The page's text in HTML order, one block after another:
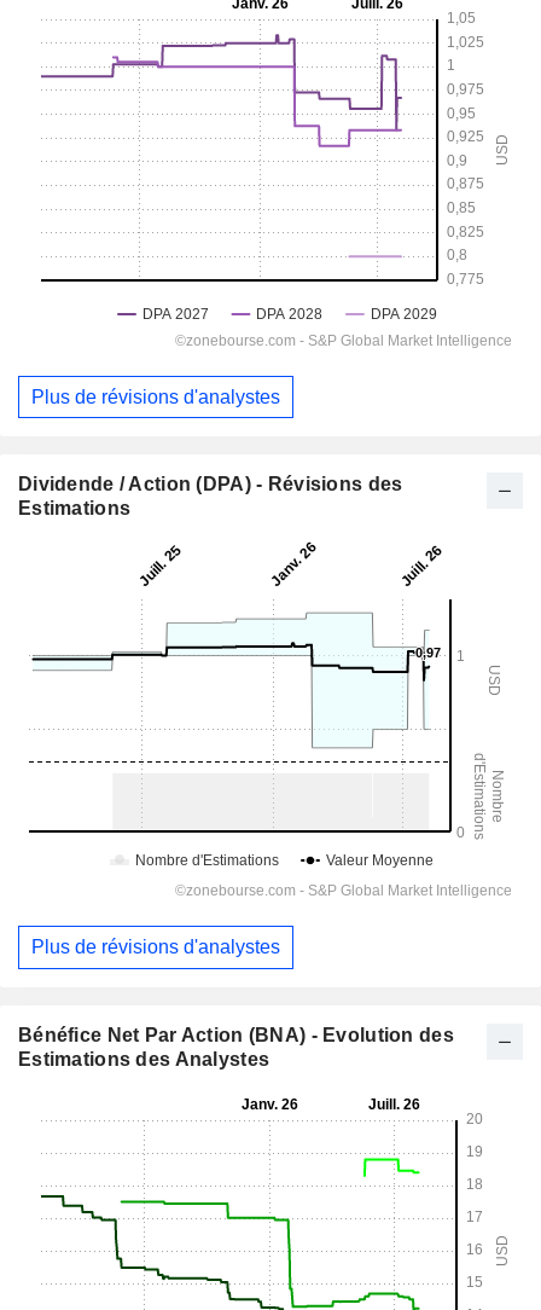
Plus de révisions d'analystes
Dividende / Action (DPA) - Révisions des
Estimations
Plus de révisions d'analystes
Bénéfice Net Par Action (BNA) - Evolution des
Estimations des Analystes